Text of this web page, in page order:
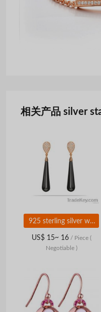
相关产品 silver
925 sterling silver with ceramic jewelry set
US$ 15~ 16/ Piece (
Negotiable )